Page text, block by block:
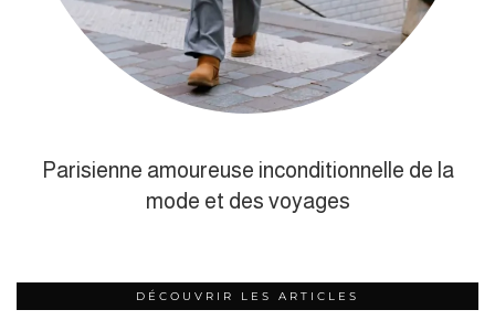
Parisienne amoureuse inconditionnelle de la
mode et des voyages
DÉCOUVRIR LES ARTICLES